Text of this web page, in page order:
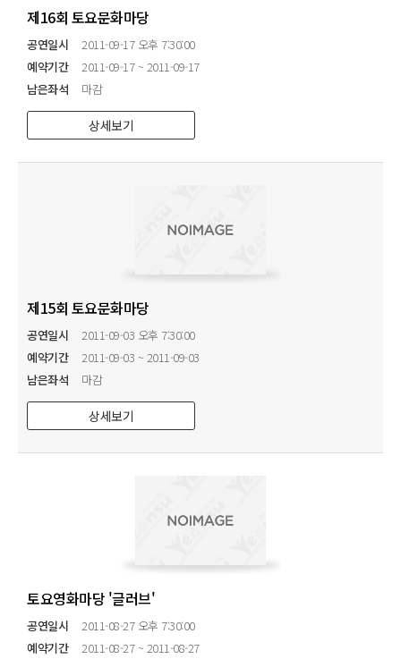
제16회 토요문화마당
공연일시
2011-09-17 오후 7:30:00
예약기간
2011-09-17 ~ 2011-09-17
남은좌석
마감
상세보기
제15회 토요문화마당
공연일시
2011-09-03 오후 7:30:00
예약기간
2011-09-03 ~ 2011-09-03
남은좌석
마감
상세보기
토요영화마당 '글러브'
공연일시
2011-08-27 오후 7:30:00
예약기간
2011-08-27 ~ 2011-08-27